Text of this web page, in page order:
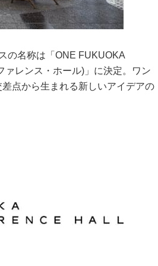
の名称は「ONE FUKUOKA
レンス・ホール)」に決定。ワン
点から生まれる新しいアイデアの